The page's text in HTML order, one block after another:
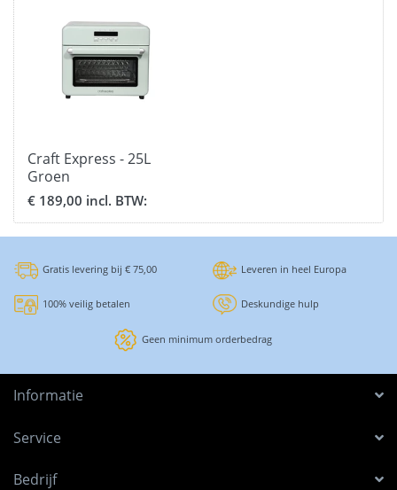
Craft Express - 25L
Groen
€ 189,00 incl. BTW:
Gratis levering bij € 75,00 Leveren in heel Europa
100% veilig betalen Deskundige hulp
Geen minimum orderbedrag
Informatie
Service
Bedrijf